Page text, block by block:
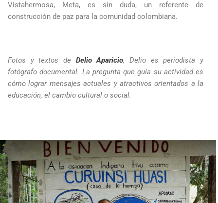
Vistahermosa, Meta, es sin duda, un referente de
construcción de paz para la comunidad colombiana.
Fotos y textos de Delio Aparicio, Delio es periodista y
fotógrafo documental. La pregunta que guía su actividad es
cómo lograr mensajes actuales y atractivos orientados a la
educación, el cambio cultural o social.